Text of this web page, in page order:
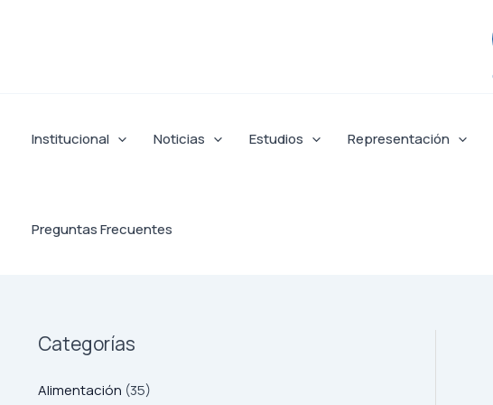
Institucional Noticias Estudios Representación
Preguntas Frecuentes
Categorías
Alimentación (35)